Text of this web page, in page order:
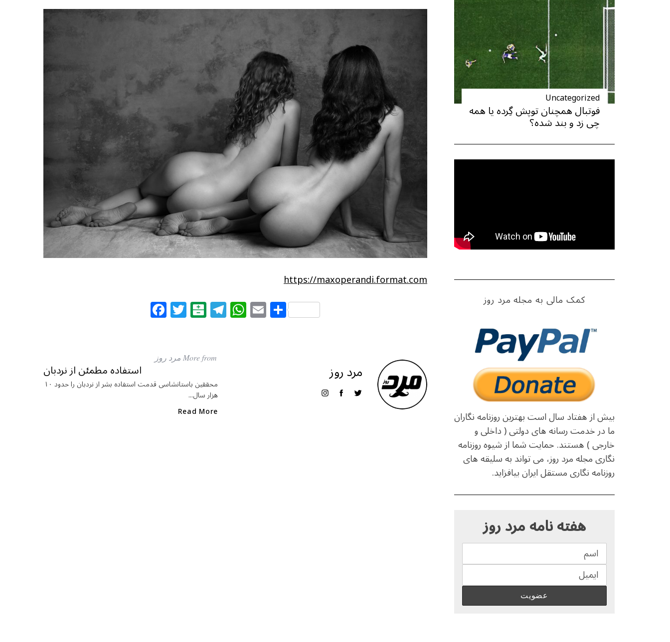
https://maxoperandi.format.com
F
a
e
b
ook
T
w
e
r
B
al
ar
in
T
el W
h E
m S
h
مرد روز
More from مرد روز
استفاده مطمئن از نردبان
محققین باستانشاسی قدمت استفاده بشر از نردبان را حدود ۱۰
هزار سال...
Read More
Uncategorized
فوتبال همچنان توپش گِرده یا همه
چی زد و بند شده؟
کمک مالی به مجله مرد روز
بیش از هفتاد سال است بهترین روزنامه نگاران
ما در خدمت رسانه های دولتی ( داخلی و
خارجی ) هستند. حمایت شما از شیوه روزنامه
نگاری مجله مرد روز، می تواند به سلیقه های
روزنامه نگاری مستقل ایران بیافزاید.
هفته نامه مرد روز
S
r
c
f
r